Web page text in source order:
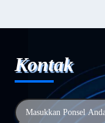
Kontak